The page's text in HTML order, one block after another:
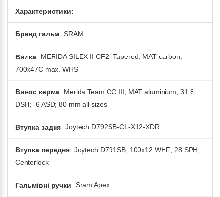
Характеристики:
Бренд гальм SRAM
Вилка
MERIDA SILEX II CF2; Tapered; MAT carbon;
700x47C max. WHS
Винос керма
Merida Team CC III; MAT aluminium; 31.8
DSH; -6 ASD; 80 mm all sizes
Втулка задня Joytech D792SB-CL-X12-XDR
Втулка передня Joytech D791SB; 100x12 WHF; 28 SPH;
Centerlock
Гальмівні ручки Sram Apex